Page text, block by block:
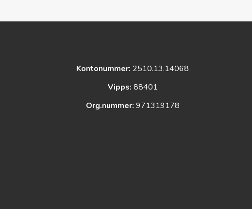
Kontonummer: 2510.13.14068
Vipps: 88401
Org.nummer: 971319178